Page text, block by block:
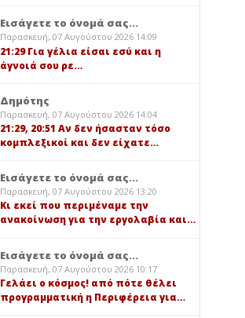
Εισάγετε το όνομά σας...
Παρασκευή, 07 Αυγούστου 2026 14:09
21:29 Για γέλια είσαι εσύ και η
άγνοιά σου ρε…
Δημότης
Παρασκευή, 07 Αυγούστου 2026 14:04
21:29, 20:51 Αν δεν ήσασταν τόσο
κομπλεξικοί και δεν είχατε…
Εισάγετε το όνομά σας...
Παρασκευή, 07 Αυγούστου 2026 13:20
Κι εκεί που περιμέναμε την
ανακοίνωση για την εργολαβία και…
Εισάγετε το όνομά σας...
Παρασκευή, 07 Αυγούστου 2026 10:17
Γελάει ο κόσμος! από πότε θέλει
προγραμματική η Περιφέρεια για…